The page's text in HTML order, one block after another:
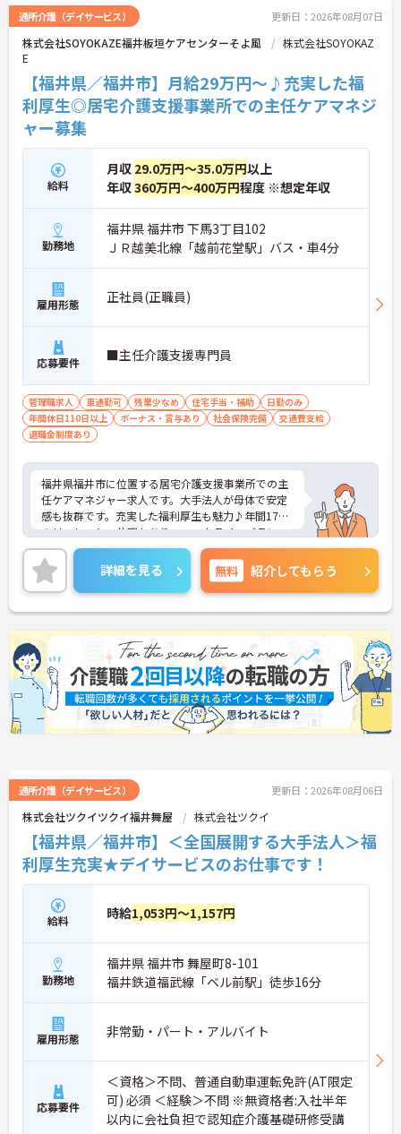
やチームワークが収入に反映されます。また、残業
がほぼなく年間17日のリフレッシュ休暇を利用でき
るほか、定年65歳かつ70歳までの再雇用制度を設け
期的にキャリアを築いていけます。自分らしい身だ
しなみで働ける点も魅力の一つであり、安定した基
盤のもとで新たな挑戦が期待できます。
★おすすめPOINT★
【毎朝のミーティングで情報を共有し、スタッフ間
で円滑に連携できる体制です】
・スタッフ全員で毎朝お客様の体調や変化を共有す
る仕組みにより、多職種間でスムーズな連携を図る
ことができます。
・困った時もすぐに相談してフォローし合える風通
しの良い職場環境のため、周囲との信頼関係を深め
ながら業務に取り組めます。
【充実したフォローアップ体制と資格取得支援で、
ら丁寧な指導を受けられるため、業務の疑問や不安
をその場で解消できます。
・定期的な面談やフォロー研修に加えて各種資格の
取得支援制度も活用できることで、介護の専門性を
高めながら成長を目指せます。
【業績や日々の努力を多角的に評価する「特別報酬
制度」で、収入アップが期待できます】
・賞与とは別に、円滑な施設運営への協力やチーム
ワークなどの貢献度合いを評価して特別報酬を支給
する独自の仕組みがあります。
・一人ひとりの頑張りが目に見える形でしっかりと
ら仕事に向き合うことができます。
【残業が少なく豊富な休暇制度を利用して、長期的
シュ休暇や産前産後・育児休暇など多様な休暇制度
を利用して私生活を大切にできます。
・65歳の定年後も70歳まで勤務可能な再雇用制度や
退職金制度を設けており、大手グループの安定した
基盤のもとで長く雇用が保証されます。
【身だしなみの自由度が高く、自分らしいスタイル
のもと、清潔感と節度を保つことで髪色やネイルな
どが原則自由とされています。
・自分らしさを維持しながら働ける柔軟な社内規定
が整っているため、型にとらわれずストレスの少な
い状態でご活躍いただけます。
通所介護（デイサービス） 更新日：2026年08月07日
株式会社SOYOKAZE福井板垣ケアセンターそよ風
株式会社SOYOKAZ
E
【福井県／福井市】月給29万円～♪充実した福
利厚生◎居宅介護支援事業所での主任ケアマネジ
ャー募集
給料
月収 29.0万円～35.0万円以上
年収360万円～400万円程度 ※想定年収
勤務地
福井県 福井市 下馬3丁目102
ＪＲ越美北線「越前花堂駅」バス・車4分
雇用形態 正社員(正職員)
応募要件 ■主任介護支援専門員
管理職求人 車通勤可 残業少なめ 住宅手当・補助
日勤のみ
年間休日110日以上
ボーナス・賞与あり 社会保険完備
交通費支給
退職金制度あり
福井県福井市に位置する居宅介護支援事業所での主
任ケアマネジャー求人です。大手法人が母体で安定
感も抜群です。充実した福利厚生も魅力♪年間17日
のリフレッシュ休暇もあり、ワークライフバランス
を重視した働き方が叶います。ご興味のある方に
は、面接対策ポイントなど、さらに詳細をお話しい
たしますのでお気軽にご相談ください！
詳細を見る 無料 紹介してもらう
通所介護（デイサービス） 更新日：2026年08月06日
株式会社ツクイツクイ福井舞屋 株式会社ツクイ
【福井県／福井市】＜全国展開する大手法人＞福
利厚生充実★デイサービスのお仕事です！
給料 時給1,053円～1,157円
勤務地
福井県 福井市 舞屋町8-101
福井鉄道福武線「ベル前駅」徒歩16分
雇用形態 非常勤・パート・アルバイト
応募要件
＜資格＞不問、普通自動車運転免許(AT限定
可) 必須 ＜経験＞不問 ※無資格者:入社半年
以内に会社負担で認知症介護基礎研修受講